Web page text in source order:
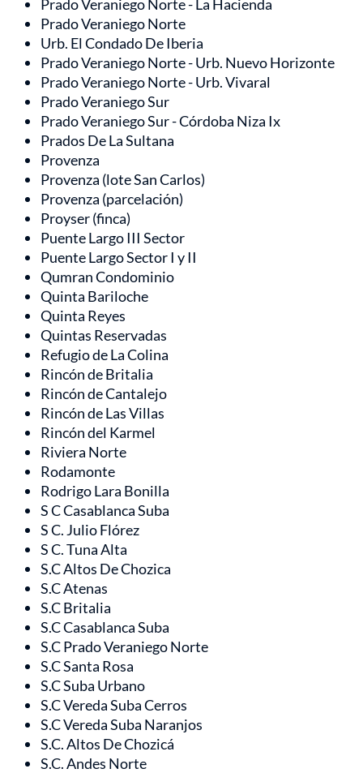
Prado Veraniego Norte - La Hacienda
Prado Veraniego Norte
Urb. El Condado De Iberia
Prado Veraniego Norte - Urb. Nuevo Horizonte
Prado Veraniego Norte - Urb. Vivaral
Prado Veraniego Sur
Prado Veraniego Sur - Córdoba Niza Ix
Prados De La Sultana
Provenza
Provenza (lote San Carlos)
Provenza (parcelación)
Proyser (finca)
Puente Largo III Sector
Puente Largo Sector I y II
Qumran Condominio
Quinta Bariloche
Quinta Reyes
Quintas Reservadas
Refugio de La Colina
Rincón de Britalia
Rincón de Cantalejo
Rincón de Las Villas
Rincón del Karmel
Riviera Norte
Rodamonte
Rodrigo Lara Bonilla
S C Casablanca Suba
S C. Julio Flórez
S C. Tuna Alta
S.C Altos De Chozica
S.C Atenas
S.C Britalia
S.C Casablanca Suba
S.C Prado Veraniego Norte
S.C Santa Rosa
S.C Suba Urbano
S.C Vereda Suba Cerros
S.C Vereda Suba Naranjos
S.C. Altos De Chozicá
S.C. Andes Norte